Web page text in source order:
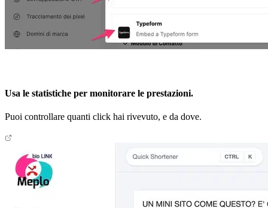
Usa le statistiche per monitorare le prestazioni.
Puoi controllare quanti click hai rivevuto, e da dove.